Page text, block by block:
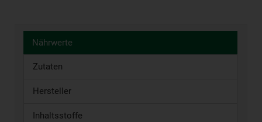
Nährwerte
Zutaten
Hersteller
Inhaltsstoffe